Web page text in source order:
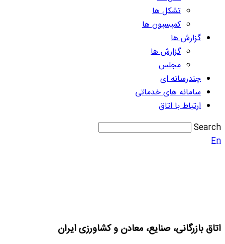
تشکل ها
کمیسیون ها
گزارش ها
گزارش ها
مجلس
چندرسانه ای
سامانه های خدماتی
ارتباط با اتاق
Search
En
اتاق بازرگانی، صنایع، معادن و کشاورزی ایران